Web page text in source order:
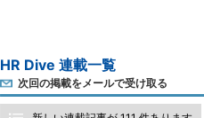
HR Dive 連載一覧
次回の掲載をメールで受け取る